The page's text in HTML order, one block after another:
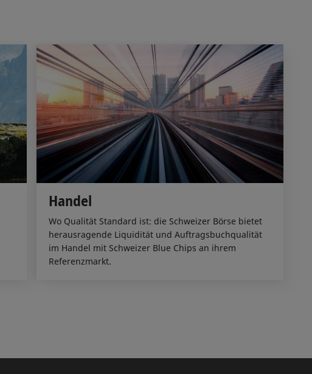
Handel
Wo Qualität Standard ist: die Schweizer Börse bietet
herausragende Liquidität und Auftragsbuchqualität
im Handel mit Schweizer Blue Chips an ihrem
Referenzmarkt.